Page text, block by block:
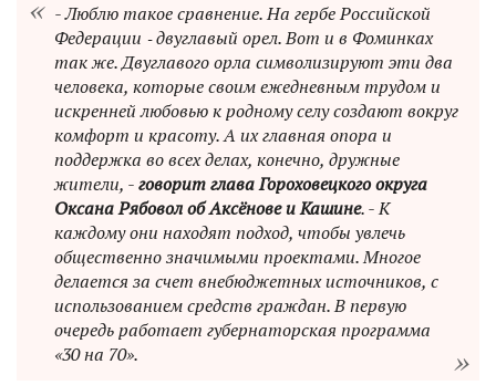
- Люблю такое сравнение. На гербе Российской
Федерации ‑ двуглавый орел. Вот и в Фоминках
так же. Двуглавого орла символизируют эти два
человека, которые своим ежедневным трудом и
искренней любовью к родному селу создают вокруг
комфорт и красоту. А их главная опора и
поддержка во всех делах, конечно, дружные
жители, -говорит глава Гороховецкого округа
Оксана Рябовол об Аксёнове и Кашине. - К
каждому они находят подход, чтобы увлечь
общественно значимыми проектами. Многое
делается за счет внебюджетных источников, с
использованием средств граждан. В первую
очередь работает губернаторская программа
«30 на 70».